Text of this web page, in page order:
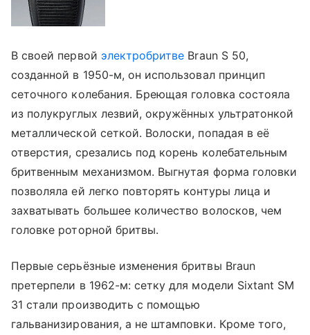
В своей первой электробритве Braun S 50,
созданной в 1950-м, он использовал принцип
сеточного колебания. Бреющая головка состояла
из полукруглых лезвий, окружённых ультратонкой
металлической сеткой. Волоски, попадая в её
отверстия, срезались под корень колебательным
бритвенным механизмом. Выгнутая форма головки
позволяла ей легко повторять контуры лица и
захватывать большее количество волосков, чем
головке роторной бритвы.
Первые серьёзные изменения бритвы Braun
претерпели в 1962-м: сетку для модели Sixtant SM
31 стали производить с помощью
гальванизирования, а не штамповки. Кроме того,